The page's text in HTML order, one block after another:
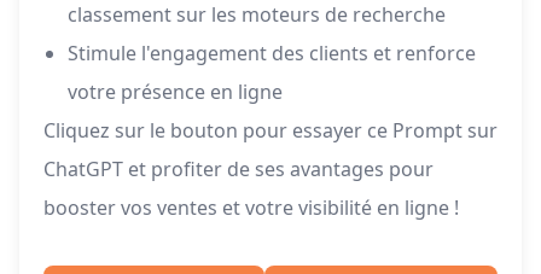
classement sur les moteurs de recherche
Stimule l'engagement des clients et renforce
votre présence en ligne
Cliquez sur le bouton pour essayer ce Prompt sur
ChatGPT et profiter de ses avantages pour
booster vos ventes et votre visibilité en ligne !